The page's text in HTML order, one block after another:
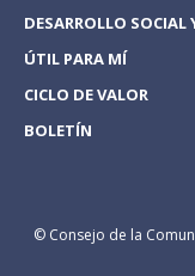
DESARROLLO
ÚTIL PARA MÍ
CICLO DE VALOR
BOLETÍN
© Consejo de la